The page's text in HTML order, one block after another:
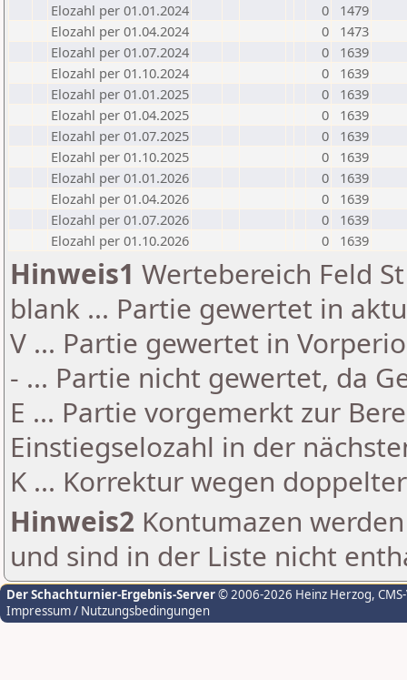
Elozahl per 01.01.2024
0
1479
Elozahl per 01.04.2024
0
1473
Elozahl per 01.07.2024
0
1639
Elozahl per 01.10.2024
0
1639
Elozahl per 01.01.2025
0
1639
Elozahl per 01.04.2025
0
1639
Elozahl per 01.07.2025
0
1639
Elozahl per 01.10.2025
0
1639
Elozahl per 01.01.2026
0
1639
Elozahl per 01.04.2026
0
1639
Elozahl per 01.07.2026
0
1639
Elozahl per 01.10.2026
0 1639
Hinweis1 Wertebereich Feld
blank ... Partie gewertet in
V ... Partie gewertet in
- ... Partie nicht gewertet, da
E ... Partie vorgemerkt zur
Einstiegselozahl in der
K ... Korrektur wegen
Hinweis2 Kontumazen
und sind in der Liste nicht
Der Schachturnier-Ergebnis-Server© 2006-2026 Heinz Herzog,
Impressum / Nutzungsbedingungen